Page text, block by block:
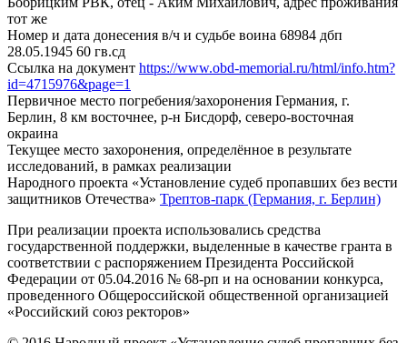
тот же
Номер и дата донесения в/ч и судьбе воина 68984 дбп
28.05.1945 60 гв.сд
Ссылка на документ https://www.obd-memorial.ru/html/info.htm?
id=4715976&page=1
Первичное место погребения/захоронения Германия, г.
Берлин, 8 км восточнее, р-н Бисдорф, северо-восточная
окраина
Текущее место захоронения, определённое в результате
исследований, в рамках реализации
Народного проекта «Установление судеб пропавших без вести
защитников Отечества» Трептов-парк (Германия, г. Берлин)
При реализации проекта использовались средства
государственной поддержки, выделенные в качестве гранта в
соответствии с распоряжением Президента Российской
Федерации от 05.04.2016 № 68-рп и на основании конкурса,
проведенного Общероссийской общественной организацией
«Российский союз ректоров»